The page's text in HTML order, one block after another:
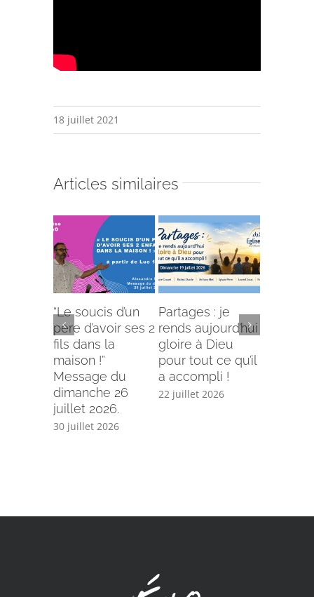
18 juillet 2021
Articles similaires
“Le soucis d’un
père d’avoir ses 2
fils dans la
maison !”
Message du
dimanche 26
juillet 2026.
30 juillet 2026
Partages : je
rends aujourd’hui
gloire à Dieu
pour tout ce qu’il
a accompli !
22 juillet 2026